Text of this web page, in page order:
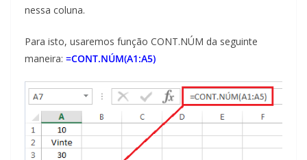
nessa coluna.
Para isto, usaremos função CONT.NÚM da seguinte
maneira: =CONT.NÚM(A1:A5)